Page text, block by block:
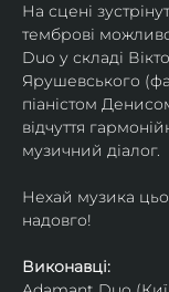
На сцені
темброві
Duo у складі
Ярушевського
піаністом
відчуття
музичний діалог.
Нехай музика
надовго!
Виконавці: